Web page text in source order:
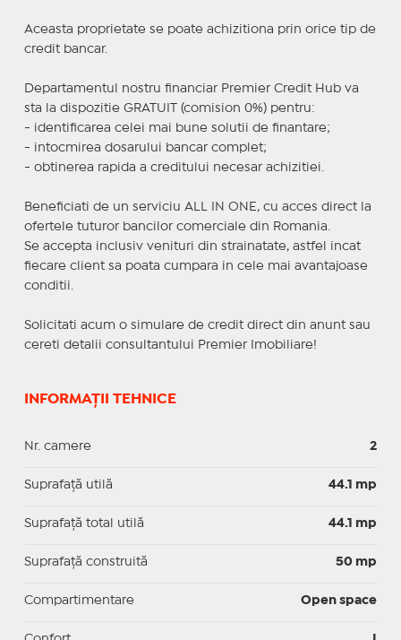
Aceasta proprietate se poate achizitiona prin orice tip de
credit bancar.
Departamentul nostru financiar Premier Credit Hub va
sta la dispozitie GRATUIT (comision 0%) pentru:
- identificarea celei mai bune solutii de finantare;
- intocmirea dosarului bancar complet;
- obtinerea rapida a creditului necesar achizitiei.
Beneficiati de un serviciu ALL IN ONE, cu acces direct la
ofertele tuturor bancilor comerciale din Romania.
Se accepta inclusiv venituri din strainatate, astfel incat
fiecare client sa poata cumpara in cele mai avantajoase
conditii.
Solicitati acum o simulare de credit direct din anunt sau
cereti detalii consultantului Premier Imobiliare!
INFORMAȚII TEHNICE
Nr. camere 2
Suprafaţă utilă 44.1 mp
Suprafaţă total utilă 44.1 mp
Suprafaţă construită 50 mp
Compartimentare Open space